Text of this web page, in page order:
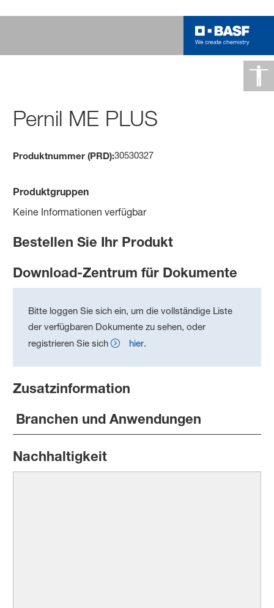
Pernil ME PLUS
Produktnummer (PRD):30530327
Produktgruppen
Keine Informationen verfügbar
Bestellen Sie Ihr Produkt
Download-Zentrum für Dokumente
Bitte loggen Sie sich ein, um die vollständige Liste
der verfügbaren Dokumente zu sehen, oder
registrieren Sie sich
hier.
Zusatzinformation
Branchen und Anwendungen
Nachhaltigkeit